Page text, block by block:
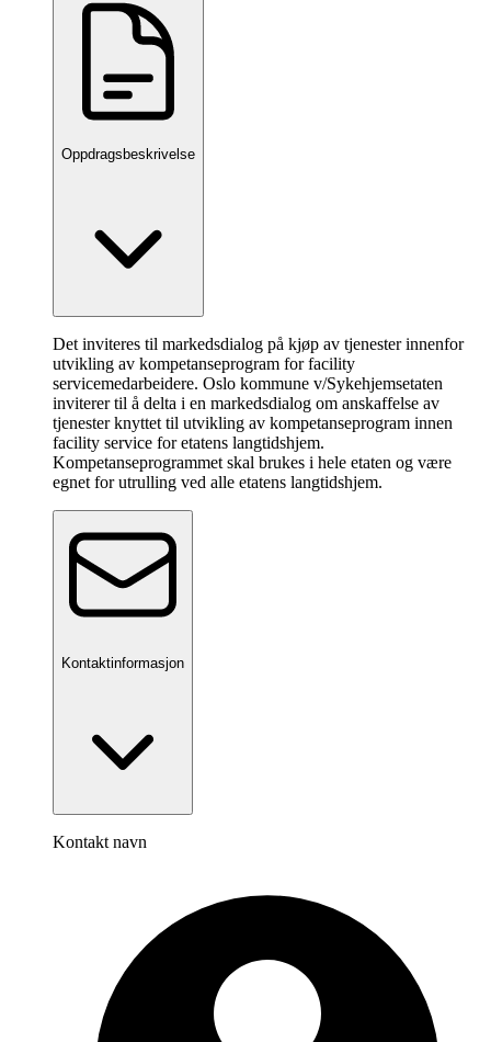
Oppdragsbeskrivelse
Det inviteres til markedsdialog på kjøp av tjenester innenfor
utvikling av kompetanseprogram for facility
servicemedarbeidere. Oslo kommune v/Sykehjemsetaten
inviterer til å delta i en markedsdialog om anskaffelse av
tjenester knyttet til utvikling av kompetanseprogram innen
facility service for etatens langtidshjem.
Kompetanseprogrammet skal brukes i hele etaten og være
egnet for utrulling ved alle etatens langtidshjem.
Kontaktinformasjon
Kontakt navn